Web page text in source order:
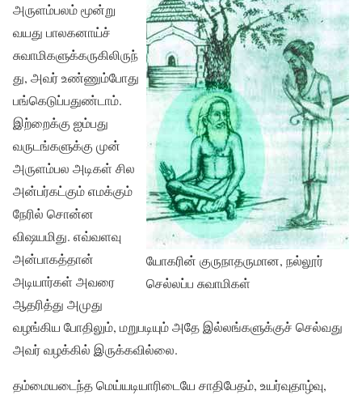
யோகரின் குருநாதருமான, நல்லூர்
செல்லப்ப சுவாமிகள்
அருளம்பலம் மூன்று
வயது பாலகனாய்ச்
சுவாமிகளுக்கருகிலிருந்
து, அவர் உண்ணும்போது
பங்கெடுப்பதுண்டாம்.
இற்றைக்கு ஐம்பது
வருடங்களுக்கு முன்
அருளம்பல அடிகள் சில
அன்பர்கட்கும் எமக்கும்
நேரில் சொன்ன
விஷயமிது. எவ்வளவு
அன்பாகத்தான்
அடியார்கள் அவரை
ஆதரித்து அமுது
வழங்கிய போதிலும், மறுபடியும் அதே இல்லங்களுக்குச் செல்வது
அவர் வழக்கில் இருக்கவில்லை.
தம்மையடைந்த மெய்யடியாரிடையே சாதிபேதம், உயர்வுதாழ்வு,